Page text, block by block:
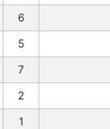
6
5
7
2
1